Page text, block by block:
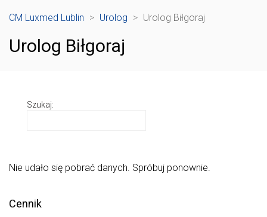
CM Luxmed Lublin > Urolog > Urolog Biłgoraj
Urolog Biłgoraj
Szukaj:
Nie udało się pobrać danych. Spróbuj ponownie.
Cennik